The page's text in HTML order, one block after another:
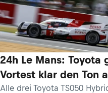
24h Le Mans: Toyota
Vortest klar den Ton
Alle drei Toyota TS050